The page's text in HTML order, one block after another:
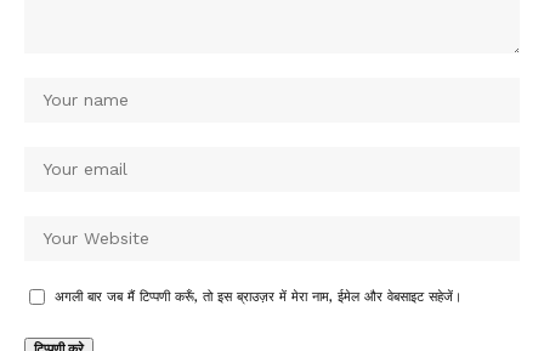
अगली बार जब मैं टिप्पणी करूँ, तो इस ब्राउज़र में मेरा नाम, ईमेल और वेबसाइट सहेजें।